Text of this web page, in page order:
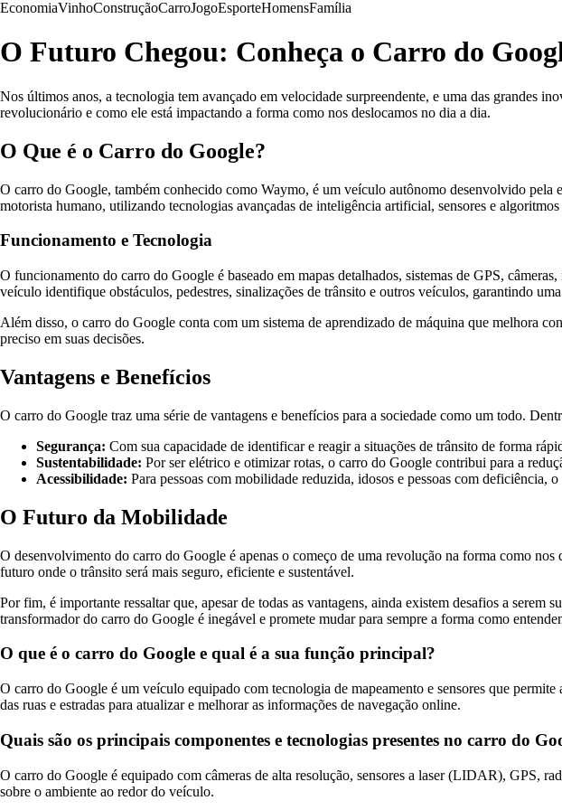
EconomiaVinhoConstruçãoCarroJogoEsporteHomensFamília
O Futuro Chegou: Conheça o Carro do
Nos últimos anos, a tecnologia tem avançado em velocidade surpreendente, e uma das grandes
revolucionário e como ele está impactando a forma como nos deslocamos no dia a dia.
O Que é o Carro do Google?
O carro do Google, também conhecido como Waymo, é um veículo autônomo desenvolvido pela
motorista humano, utilizando tecnologias avançadas de inteligência artificial, sensores e
Funcionamento e Tecnologia
O funcionamento do carro do Google é baseado em mapas detalhados, sistemas de GPS,
veículo identifique obstáculos, pedestres, sinalizações de trânsito e outros veículos, garantindo
Além disso, o carro do Google conta com um sistema de aprendizado de máquina que melhora
preciso em suas decisões.
Vantagens e Benefícios
O carro do Google traz uma série de vantagens e benefícios para a sociedade como um todo.
Segurança: Com sua capacidade de identificar e reagir a situações de trânsito de forma
Sustentabilidade: Por ser elétrico e otimizar rotas, o carro do Google contribui para a
Acessibilidade: Para pessoas com mobilidade reduzida, idosos e pessoas com deficiência,
O Futuro da Mobilidade
O desenvolvimento do carro do Google é apenas o começo de uma revolução na forma como
futuro onde o trânsito será mais seguro, eficiente e sustentável.
Por fim, é importante ressaltar que, apesar de todas as vantagens, ainda existem desafios a
transformador do carro do Google é inegável e promete mudar para sempre a forma como
O que é o carro do Google e qual é a sua função principal?
O carro do Google é um veículo equipado com tecnologia de mapeamento e sensores que
das ruas e estradas para atualizar e melhorar as informações de navegação online.
Quais são os principais componentes e tecnologias presentes no carro do
O carro do Google é equipado com câmeras de alta resolução, sensores a laser (LIDAR), GPS,
sobre o ambiente ao redor do veículo.